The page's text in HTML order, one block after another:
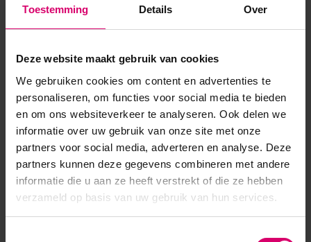
Toestemming Details Over
Deze website maakt gebruik van cookies
We gebruiken cookies om content en advertenties te
personaliseren, om functies voor social media te bieden
en om ons websiteverkeer te analyseren. Ook delen we
informatie over uw gebruik van onze site met onze
partners voor social media, adverteren en analyse. Deze
partners kunnen deze gegevens combineren met andere
informatie die u aan ze heeft verstrekt of die ze hebben
verzameld op basis van uw gebruik van hun services.
Mykored
Mykored Forte Anti
Voetschimmel Creme 20
ml
Niet op voorraad
Saeyang
Nagelfrees Saeyang
Marathon 3 Champion 30K
- H200
Op voorraad